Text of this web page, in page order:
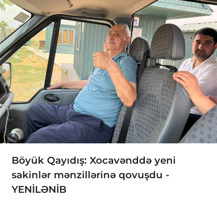
Böyük Qayıdış: Xocavənddə yeni
sakinlər mənzillərinə qovuşdu -
YENİLƏNİB